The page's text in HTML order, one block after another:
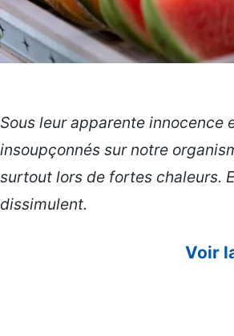
Sous leur apparente
insoupçonnés sur notre
surtout lors de fortes chaleurs.
dissimulent.
Voir